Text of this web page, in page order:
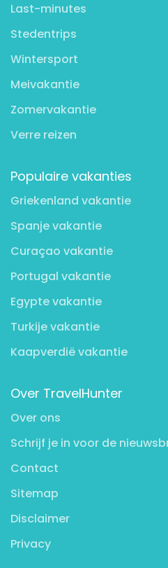
Last-minutes
Stedentrips
Wintersport
Meivakantie
Zomervakantie
Verre reizen
Populaire vakanties
Griekenland vakantie
Spanje vakantie
Curaçao vakantie
Portugal vakantie
Egypte vakantie
Turkije vakantie
Kaapverdië vakantie
Over TravelHunter
Over ons
Schrijf je in voor de
Contact
Sitemap
Disclaimer
Privacy